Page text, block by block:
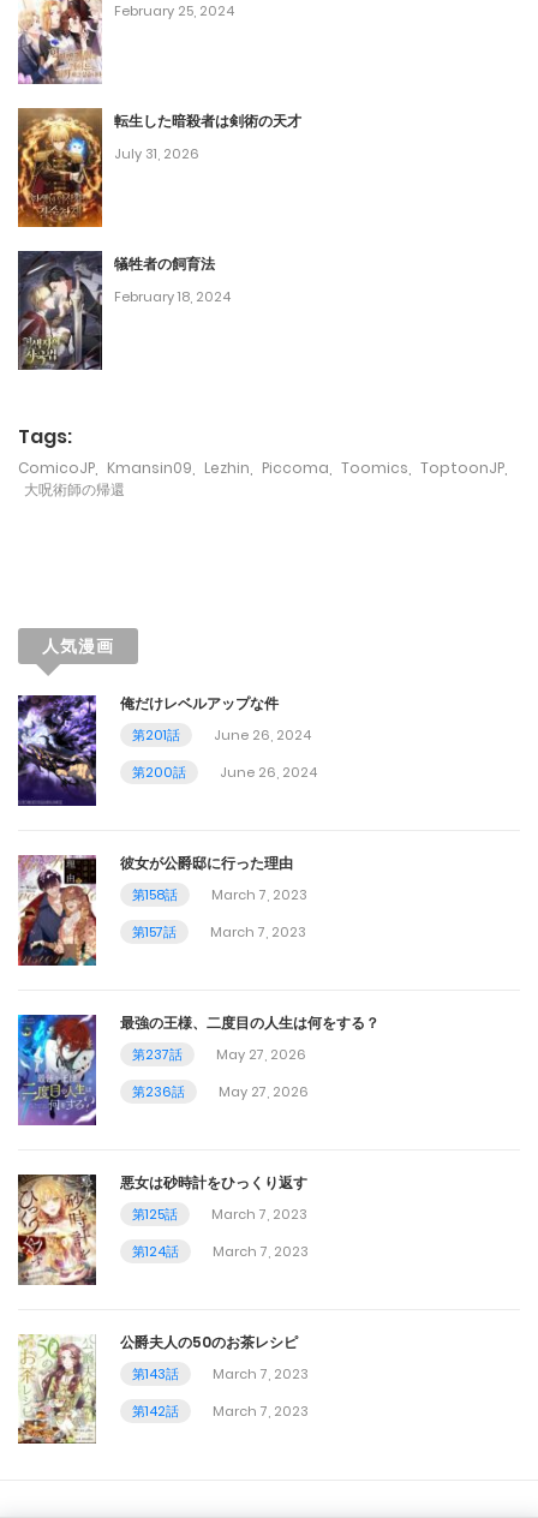
第75話
July 18, 2024
第74話
June 26, 2024
第73話
June 26, 2024
第72話
June 26, 2024
June 26, 2024
June 26, 2024
第68話
June 26, 2024
June 26, 2024
第66話
June 26, 2024
第65話
April 23, 2024
第64話
第63話
April 9, 2024
April 9, 2024
第61話
February 25, 2024
転生した暗殺者は剣術の天才
July 31, 2026
犠牲者の飼育法
February 18, 2024
Tags:
ComicoJP Kmansin09 Lezhin Piccoma Toomics ToptoonJP
大呪術師の帰還
人気漫画
俺だけレベルアップな件
第201話
June 26, 2024
第200話
June 26, 2024
彼女が公爵邸に行った理由
第158話
March 7, 2023
第157話
March 7, 2023
最強の王様、二度目の人生は何をする？
第237話
May 27, 2026
第236話
May 27, 2026
悪女は砂時計をひっくり返す
第125話
March 7, 2023
第124話
March 7, 2023
公爵夫人の50のお茶レシピ
第143話
March 7, 2023
第142話
March 7, 2023